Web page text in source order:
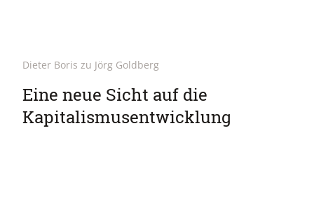
Dieter Boris zu Jörg Goldberg
Eine neue Sicht auf die
Kapitalismusentwicklung